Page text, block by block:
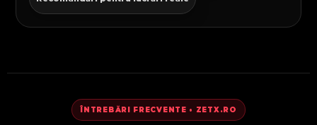
ÎNTREBĂRI FRECVENTE • ZETX.RO